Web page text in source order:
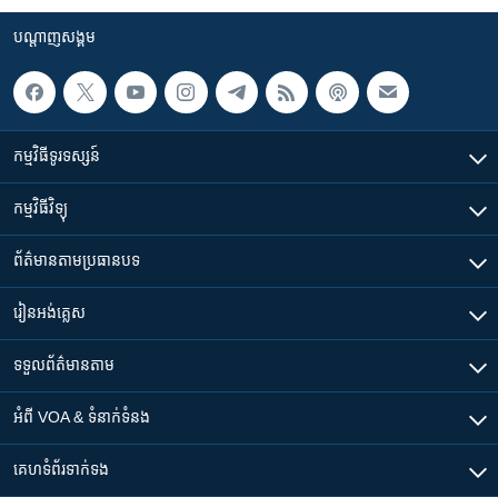
បណ្តាញ​សង្គម
កម្មវិធី​ទូរទស្សន៍
កម្មវិធី​វិទ្យុ
ព័ត៌មាន​តាមប្រធានបទ​
រៀន​​អង់គ្លេស
ទទួល​ព័ត៌មាន​តាម
អំពី​ VOA & ទំនាក់ទំនង
គេហទំព័រ​​ទាក់ទង